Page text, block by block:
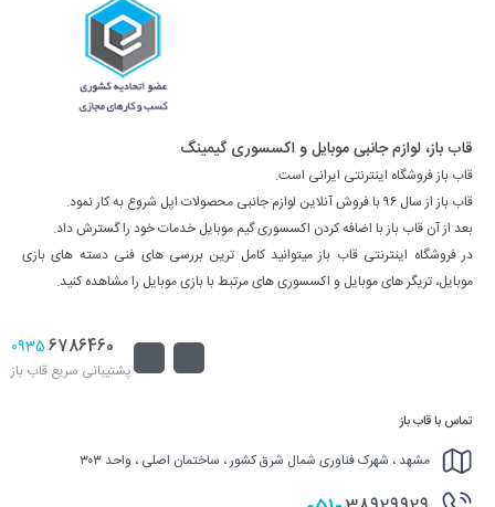
قاب باز، لوازم جانبی موبایل و اکسسوری گیمینگ
قاب باز فروشگاه اینترنتی ایرانی است.
قاب باز از سال ۹۶ با فروش آنلاین لوازم جانبی محصولات اپل شروع به کار نمود.
بعد از آن قاب باز با اضافه کردن اکسسوری گیم موبایل خدمات خود را گسترش داد.
در فروشگاه اینترنتی قاب باز میتوانید کامل ترین بررسی های فنی دسته های بازی
موبایل، تریگر های موبایل و اکسسوری های مرتبط با بازی موبایل را مشاهده کنید.
6786460
0935
پشتیبانی سریع قاب باز
تماس با قاب باز
مشهد ، شهرک فناوری شمال شرق کشور ، ساختمان اصلی ، واحد ۳۰۳